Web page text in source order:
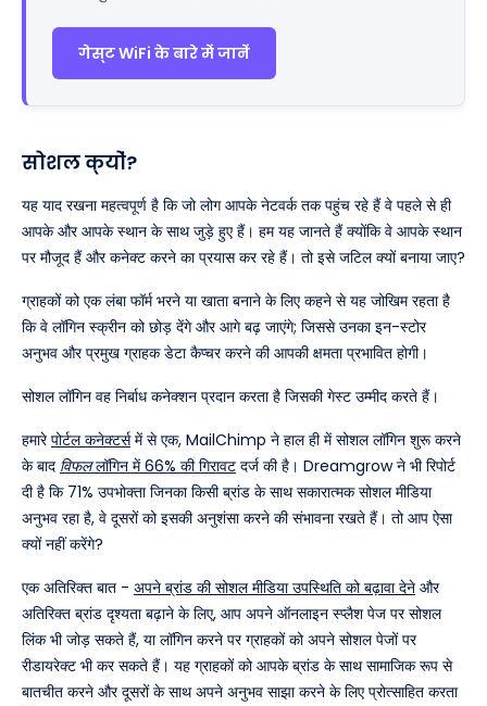
गेस्ट WiFi के बारे में जानें
सोशल क्यों?
यह याद रखना महत्वपूर्ण है कि जो लोग आपके नेटवर्क तक पहुंच रहे हैं वे पहले से ही
आपके और आपके स्थान के साथ जुड़े हुए हैं। हम यह जानते हैं क्योंकि वे आपके स्थान
पर मौजूद हैं और कनेक्ट करने का प्रयास कर रहे हैं। तो इसे जटिल क्यों बनाया जाए?
ग्राहकों को एक लंबा फॉर्म भरने या खाता बनाने के लिए कहने से यह जोखिम रहता है
कि वे लॉगिन स्क्रीन को छोड़ देंगे और आगे बढ़ जाएंगे; जिससे उनका इन-स्टोर
अनुभव और प्रमुख ग्राहक डेटा कैप्चर करने की आपकी क्षमता प्रभावित होगी।
सोशल लॉगिन वह निर्बाध कनेक्शन प्रदान करता है जिसकी गेस्ट उम्मीद करते हैं।
हमारेपोर्टल कनेक्टर्समें से एक, MailChimp ने हाल ही में सोशल लॉगिन शुरू करने
के बाद विफललॉगिन में 66% की गिरावट दर्ज की है। Dreamgrow ने भी रिपोर्ट
दी है कि 71% उपभोक्ता जिनका किसी ब्रांड के साथ सकारात्मक सोशल मीडिया
अनुभव रहा है, वे दूसरों को इसकी अनुशंसा करने की संभावना रखते हैं। तो आप ऐसा
क्यों नहीं करेंगे?
एक अतिरिक्त बात - अपने ब्रांड की सोशल मीडिया उपस्थिति को बढ़ावा देने और
अतिरिक्त ब्रांड दृश्यता बढ़ाने के लिए, आप अपने ऑनलाइन स्प्लैश पेज पर सोशल
लिंक भी जोड़ सकते हैं, या लॉगिन करने पर ग्राहकों को अपने सोशल पेजों पर
रीडायरेक्ट भी कर सकते हैं। यह ग्राहकों को आपके ब्रांड के साथ सामाजिक रूप से
बातचीत करने और दूसरों के साथ अपने अनुभव साझा करने के लिए प्रोत्साहित करता